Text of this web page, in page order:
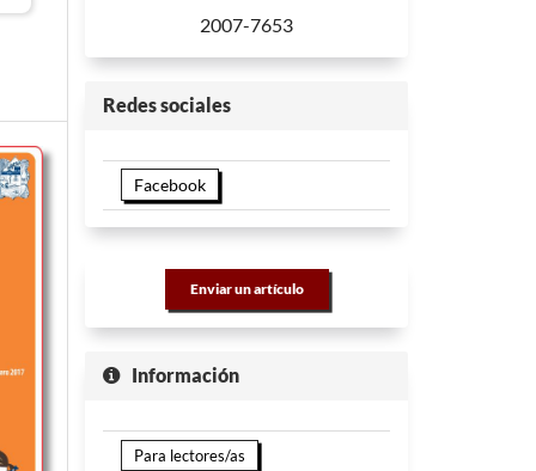
2007-7653
Redes sociales
Facebook
Enviar un artículo
Información
Para lectores/as